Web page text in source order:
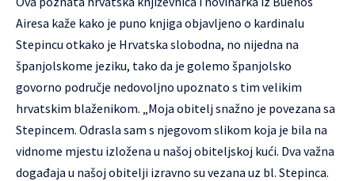
Airesa kaže kako je puno knjiga objavljeno o kardinalu
Stepincu otkako je Hrvatska slobodna, no nijedna na
španjolskome jeziku, tako da je golemo španjolsko
govorno područje nedovoljno upoznato s tim velikim
hrvatskim blaženikom. „Moja obitelj snažno je povezana sa
Stepincem. Odrasla sam s njegovom slikom koja je bila na
vidnome mjestu izložena u našoj obiteljskoj kući. Dva važna
događaja u našoj obitelji izravno su vezana uz bl. Stepinca.